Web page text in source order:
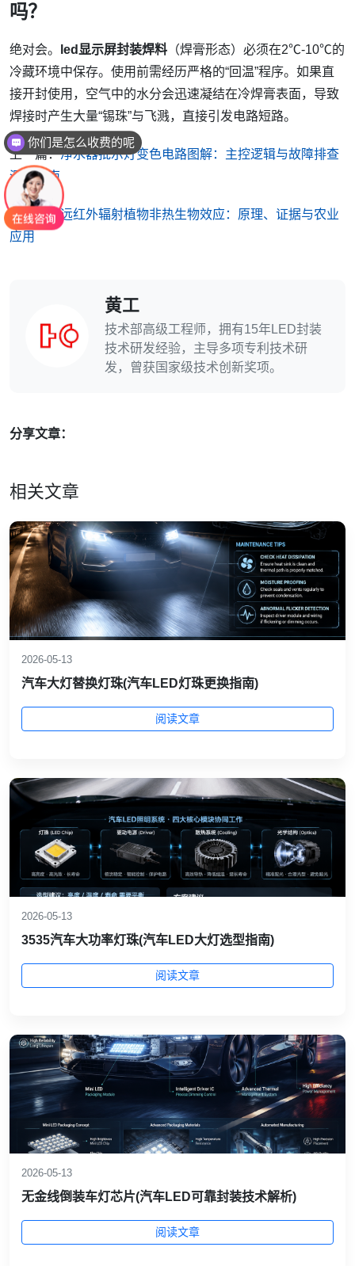
吗？
绝对会。 led显示屏封装焊料 （焊膏形态）必须在2℃-10℃的
冷藏环境中保存。使用前需经历严格的“回温”程序。如果直
接开封使用，空气中的水分会迅速凝结在冷焊膏表面，导致
焊接时产生大量“锡珠”与飞溅，直接引发电路短路。
上一篇：净水器批示灯变色电路图解：主控逻辑与故障排查
深度指南
下一篇： 远红外辐射植物非热生物效应：原理、证据与农业
应用
黄工
技术部高级工程师，拥有15年LED封装
技术研发经验，主导多项专利技术研
发，曾获国家级技术创新奖项。
分享文章：
相关文章
2026-05-13
汽车大灯替换灯珠(汽车LED灯珠更换指南)
阅读文章
2026-05-13
3535汽车大功率灯珠(汽车LED大灯选型指南)
阅读文章
2026-05-13
无金线倒装车灯芯片(汽车LED可靠封装技术解析)
阅读文章
你们是怎么收费的呢
现在有优惠活动吗